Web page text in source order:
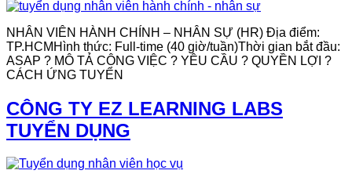
NHÂN VIÊN HÀNH CHÍNH – NHÂN SỰ (HR) Địa điểm:
TP.HCMHình thức: Full-time (40 giờ/tuần)Thời gian bắt đầu:
ASAP ? MÔ TẢ CÔNG VIỆC ? YÊU CẦU ? QUYỀN LỢI ?
CÁCH ỨNG TUYỂN
CÔNG TY EZ LEARNING LABS
TUYỂN DỤNG